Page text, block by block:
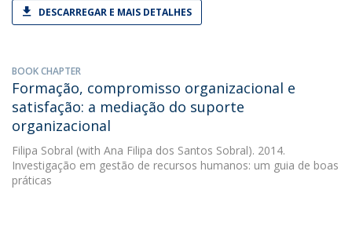
DESCARREGAR E MAIS DETALHES
BOOK CHAPTER
Formação, compromisso organizacional e
satisfação: a mediação do suporte
organizacional
Filipa Sobral (with Ana Filipa dos Santos Sobral). 2014.
Investigação em gestão de recursos humanos: um guia de boas
práticas